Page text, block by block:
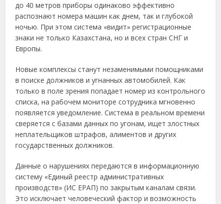
до 40 метров приборы одинаково эффективно
распознают номера машин как днем, так и глубокой
ночью. При этом система «видит» регистрационные
знаки не только Казахстана, но и всех стран СНГ и
Европы.
Новые комплексы станут незаменимыми помощниками
в поиске должников и угнанных автомобилей. Как
только в поле зрения попадает номер из контрольного
списка, на рабочем мониторе сотрудника мгновенно
появляется уведомление. Система в реальном времени
сверяется с базами данных по угонам, ищет злостных
неплательщиков штрафов, алиментов и других
государственных должников.
Данные о нарушениях передаются в информационную
систему «Единый реестр административных
производств» (ИС ЕРАП) по закрытым каналам связи.
Это исключает человеческий фактор и возможность